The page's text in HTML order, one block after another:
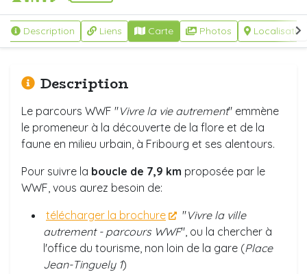
Description Liens Carte Photos
Description
Le parcours WWF "Vivre la vie autrement" emmène
le promeneur à la découverte de la flore et de la
faune en milieu urbain, à Fribourg et ses alentours.
Pour suivre la boucle de 7,9 km proposée par le
WWF, vous aurez besoin de:
télécharger la brochure
"Vivre la ville
autrement - parcours WWF", ou la chercher à
l'office du tourisme, non loin de la gare (Place
Jean-Tinguely 1)